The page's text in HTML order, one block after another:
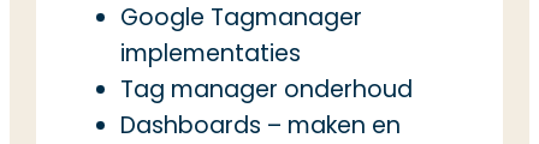
Google Tagmanager
implementaties
Tag manager onderhoud
Dashboards – maken en